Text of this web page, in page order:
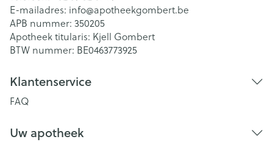
E-mailadres: info@apotheekgombert.be
APB nummer: 350205
Apotheek titularis: Kjell Gombert
BTW nummer: BE0463773925
Klantenservice
FAQ
Uw apotheek